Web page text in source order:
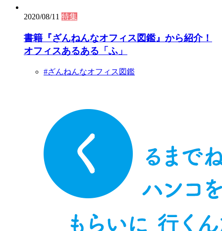
2020/08/11 特集
書籍『ざんねんなオフィス図鑑』から紹介！
オフィスあるある「ふ」
#ざんねんなオフィス図鑑